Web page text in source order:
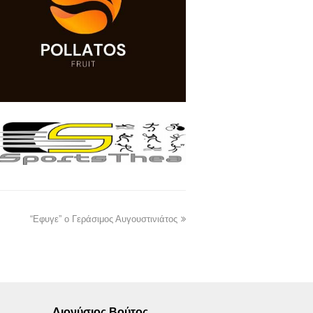
“Εφυγε” ο Γεράσιμος Αυγουστινιάτος